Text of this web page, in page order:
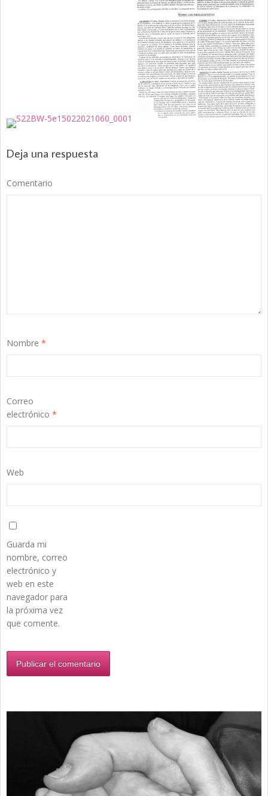
Deja una respuesta
Comentario
Nombre *
Correo
electrónico *
Web
Guarda mi
nombre, correo
electrónico y
web en este
navegador para
la próxima vez
que comente.